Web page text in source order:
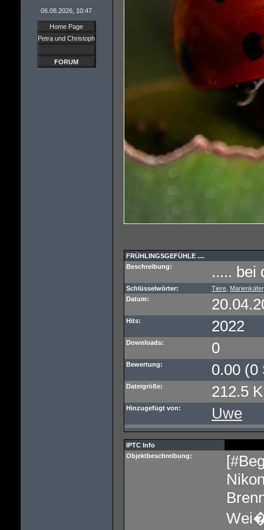
06.08.2026, 10:47
Home Page
Petra und Christoph
FORUM
FRÜHLINGSGEFÜHLE ....
Beschreibung:
..... bei
Schlüsselwörter: Tiere Marienkäfer
Datum:
Hits: 2022
Downloads: 0
Bewertung: 0.00 (0
Dateigröße: 212.5
Hinzugefügt von: Uwe
IPTC Info
Objektbeschreibung: